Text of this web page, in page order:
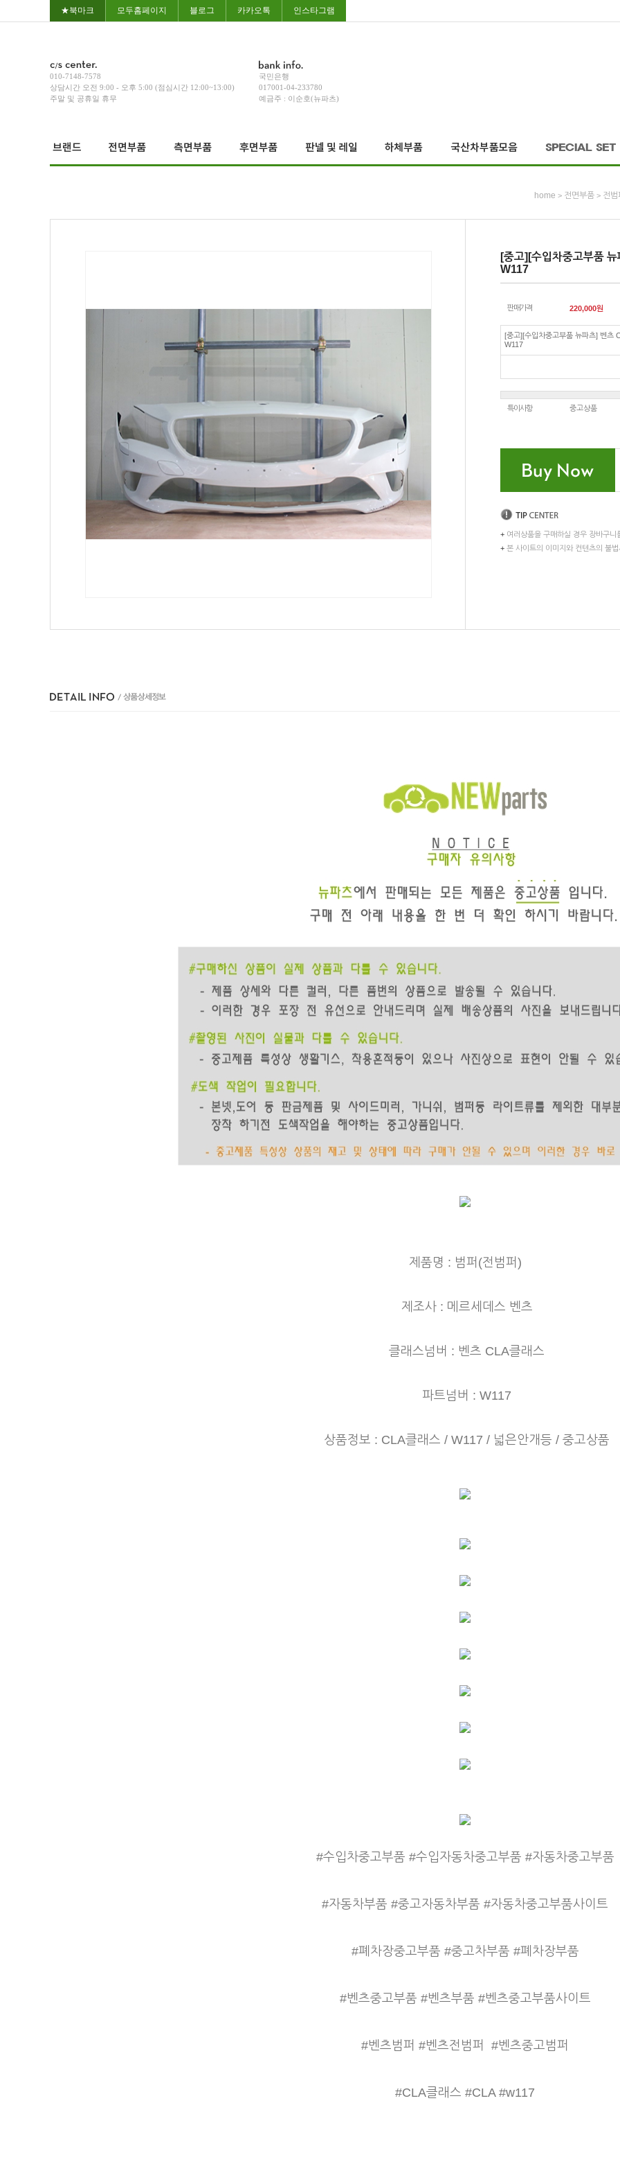
★북마크 모두홈페이지 블로그 카카오톡 인스타그램
010-7148-7578
상담시간 오전 9:00 - 오후 5:00 (점심시간 12:00~13:00)
주말 및 공휴일 휴무
국민은행
017001-04-233780
예금주 : 이순호(뉴파츠)
home > 전면부품 > 전범
[중고][수입차중고부품
W117
판매가격 220,000원
[중고][수입차중고부품 뉴파츠] 벤츠
W117
특이사항 중고상품
+ 여러상품을 구매하실 경우 장바구니
+ 본 사이트의 이미지와 컨텐츠의 불법
제품명 : 범퍼(전범퍼)
제조사 : 메르세데스 벤츠
클래스넘버 : 벤츠 CLA클래스
파트넘버 : W117
상품정보 : CLA클래스 / W117 / 넓은안개등 / 중고상품
#수입차중고부품 #수입자동차중고부품 #자동차중고부품
#자동차부품 #중고자동차부품 #자동차중고부품사이트
#폐차장중고부품 #중고차부품 #폐차장부품
#벤츠중고부품 #벤츠부품 #벤츠중고부품사이트
#벤츠범퍼 #벤츠전범퍼 #벤츠중고범퍼
#CLA클래스 #CLA #w117